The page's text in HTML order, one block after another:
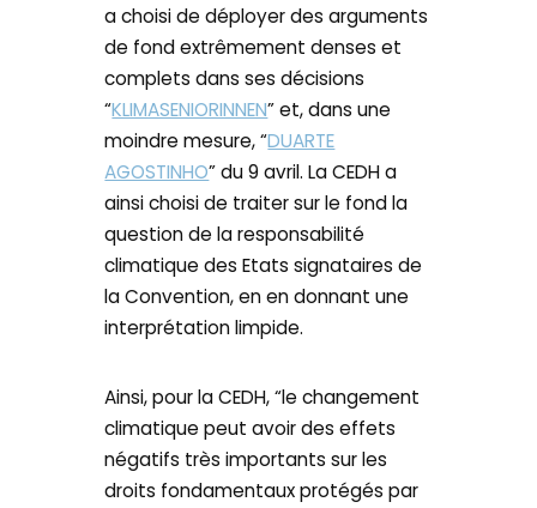
a choisi de déployer des arguments
de fond extrêmement denses et
complets dans ses décisions
“KLIMASENIORINNEN” et, dans une
moindre mesure, “DUARTE
AGOSTINHO” du 9 avril. La CEDH a
ainsi choisi de traiter sur le fond la
question de la responsabilité
climatique des Etats signataires de
la Convention, en en donnant une
interprétation limpide.
Ainsi, pour la CEDH, “le changement
climatique peut avoir des effets
négatifs très importants sur les
droits fondamentaux protégés par